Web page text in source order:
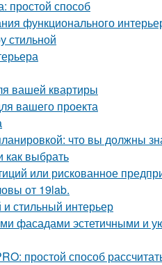
простой способ
функционального
стильной
вашей квартиры
вашего проекта
что вы должны
как выбрать
или рискованное
от 19lab.
и стильный интерьер
фасадами эстетичными и
простой способ